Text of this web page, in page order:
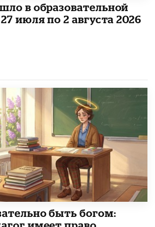
в образовательной
июля по 2 августа 2026
быть богом: